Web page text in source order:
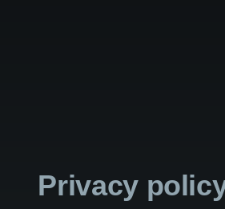
Privacy